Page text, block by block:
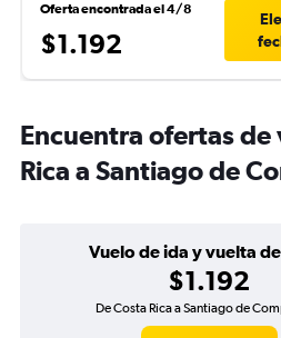
Oferta encontrada el 4/8
$1.192
Encuentra ofertas de
Rica a Santiago de
Vuelo de ida y vuelta
$1.192
De Costa Rica a Santiago de